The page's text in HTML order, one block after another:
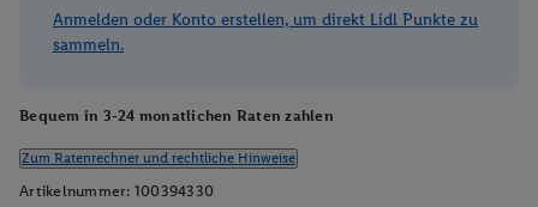
Anmelden oder Konto erstellen, um direkt Lidl Punkte zu
sammeln.
Bequem in 3-24 monatlichen Raten zahlen
Zum Ratenrechner und rechtliche Hinweise
Artikelnummer: 100394330